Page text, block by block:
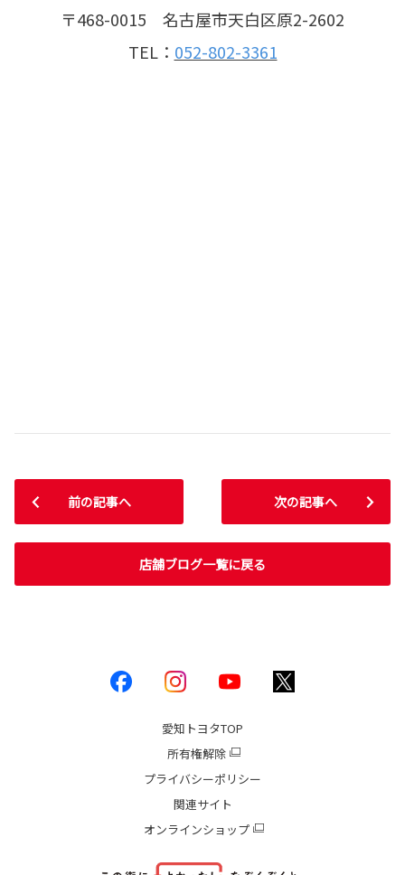
〒468-0015 名古屋市天白区原2-2602
TEL： 052-802-3361
前の記事へ
店舗ブログ一覧に戻る
次の記事へ
愛知トヨタTOP
所有権解除
プライバシーポリシー
関連サイト
オンラインショップ